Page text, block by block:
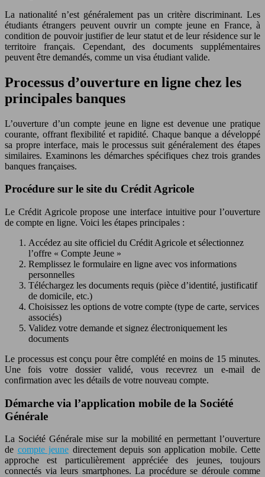
La nationalité n’est généralement pas un critère discriminant. Les
étudiants étrangers peuvent ouvrir un compte jeune en France, à
condition de pouvoir justifier de leur statut et de leur résidence sur le
territoire français. Cependant, des documents supplémentaires
peuvent être demandés, comme un visa étudiant valide.
Processus d’ouverture en ligne chez les
principales banques
L’ouverture d’un compte jeune en ligne est devenue une pratique
courante, offrant flexibilité et rapidité. Chaque banque a développé
sa propre interface, mais le processus suit généralement des étapes
similaires. Examinons les démarches spécifiques chez trois grandes
banques françaises.
Procédure sur le site du Crédit Agricole
Le Crédit Agricole propose une interface intuitive pour l’ouverture
de compte en ligne. Voici les étapes principales :
Accédez au site officiel du Crédit Agricole et sélectionnez
l’offre « Compte Jeune »
Remplissez le formulaire en ligne avec vos informations
personnelles
Téléchargez les documents requis (pièce d’identité, justificatif
de domicile, etc.)
Choisissez les options de votre compte (type de carte, services
associés)
Validez votre demande et signez électroniquement les
documents
Le processus est conçu pour être complété en moins de 15 minutes.
Une fois votre dossier validé, vous recevrez un e-mail de
confirmation avec les détails de votre nouveau compte.
Démarche via l’application mobile de la Société
Générale
La Société Générale mise sur la mobilité en permettant l’ouverture
de compte jeune directement depuis son application mobile. Cette
approche est particulièrement appréciée des jeunes, toujours
connectés via leurs smartphones. La procédure se déroule comme